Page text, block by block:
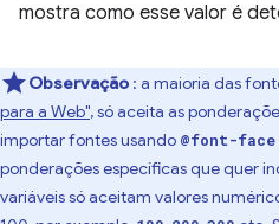
mostra como esse valor é
Observação : a maioria das
para a Web", só aceita as
importar fontes usando @font-face
ponderações específicas que quer
variáveis só aceitam valores